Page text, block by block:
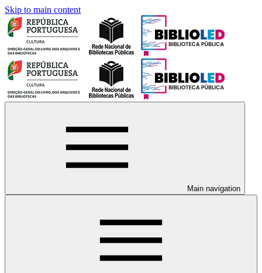
Skip to main content
Main navigation